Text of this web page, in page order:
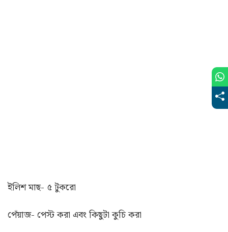
ইলিশ মাছ- ৫ টুকরো
পেঁয়াজ- পেস্ট করা এবং কিছুটা কুচি করা